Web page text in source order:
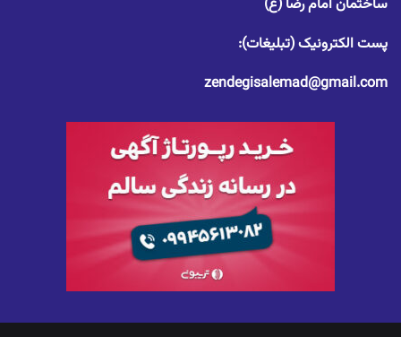
ساختمان امام رضا (ع)
پست الکترونیک (تبلیغات):
zendegisalemad@gmail.com